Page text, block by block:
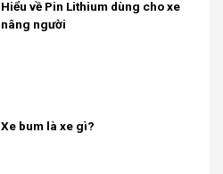
Hiểu về Pin Lithium dùng cho xe
nâng người
Xe bum là xe gì?